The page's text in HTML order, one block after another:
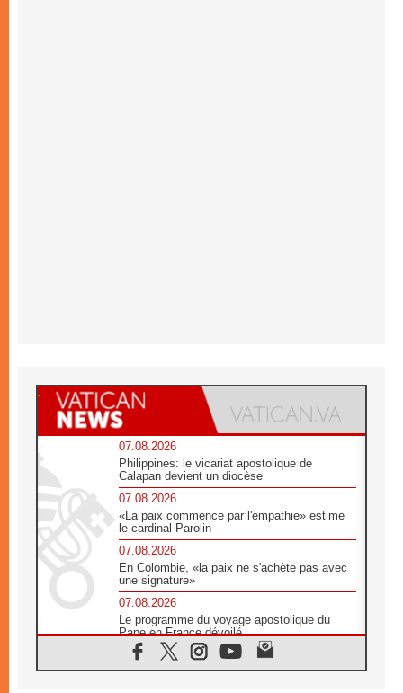
07.08.2026
Philippines: le vicariat apostolique de
Calapan devient un diocèse
07.08.2026
«La paix commence par l'empathie» estime
le cardinal Parolin
07.08.2026
En Colombie, «la paix ne s'achète pas avec
une signature»
07.08.2026
Le programme du voyage apostolique du
Pape en France dévoilé
07.08.2026
1ère Conférence continentale sur l'éducation